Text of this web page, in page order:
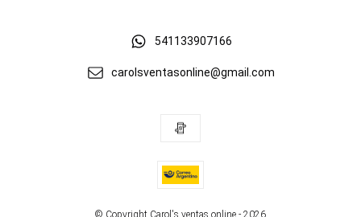
541133907166
carolsventasonline@gmail.com
© Copyright Carol's ventas online - 2026